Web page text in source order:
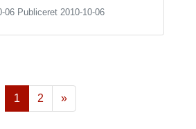
06 Publiceret 2010-10-06
1 2
»
Næste